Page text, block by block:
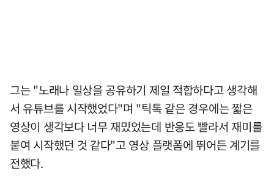
그는 "노래나 일상을 공유하기 제일 적합하다고 생각해
서 유튜브를 시작했었다"며 "틱톡 같은 경우에는 짧은
영상이 생각보다 너무 재밌었는데 반응도 빨라서 재미를
붙여 시작했던 것 같다"고 영상 플랫폼에 뛰어든 계기를
전했다.